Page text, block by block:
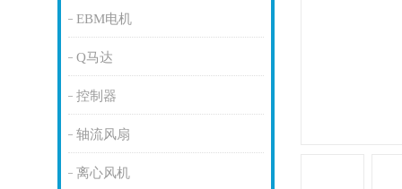
EBM电机
Q马达
控制器
轴流风扇
离心风机